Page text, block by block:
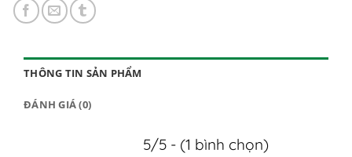
THÔNG TIN SẢN PHẨM
ĐÁNH GIÁ (0)
5/5 - (1 bình chọn)